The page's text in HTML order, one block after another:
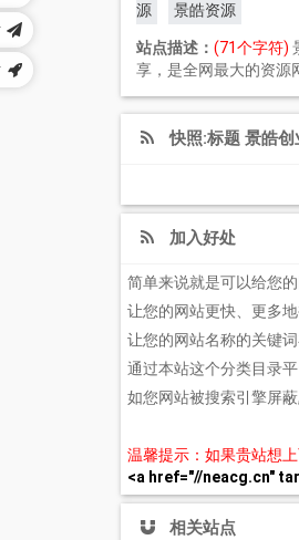
源 景皓资源
站点描述： (71个字符)
享，是全网最大的资源
快照:标题 景皓创
加入好处
简单来说就是可以给您
让您的网站更快、更多
让您的网站名称的关键
通过本站这个分类目录
如您网站被搜索引擎屏
温馨提示：如果贵站想
<a href="//neacg.cn"
相关站点